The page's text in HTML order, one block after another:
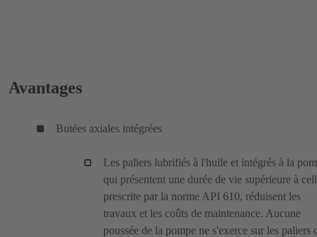
Avantages
Butées axiales intégrées
Les paliers lubrifiés à l'huile et intégrés à la
qui présentent une durée de vie supérieure à
prescrite par la norme API 610, réduisent les
travaux et les coûts de maintenance. Aucune
poussée de la pompe ne s'exerce sur les paliers